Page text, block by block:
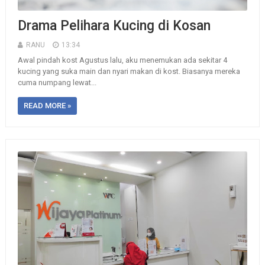
Drama Pelihara Kucing di Kosan
RANU 13:34
Awal pindah kost Agustus lalu, aku menemukan ada sekitar 4
kucing yang suka main dan nyari makan di kost. Biasanya mereka
cuma numpang lewat...
READ MORE »